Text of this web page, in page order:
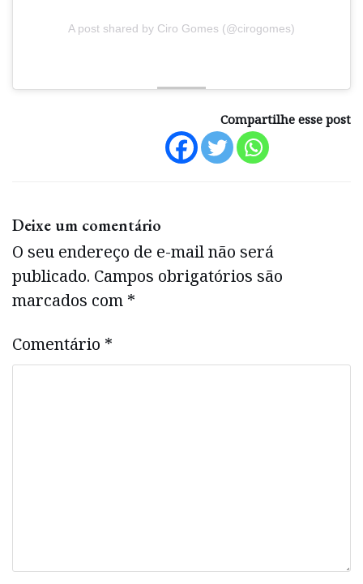
A post shared by Ciro Gomes (@cirogomes)
Compartilhe esse post
Deixe um comentário
O seu endereço de e-mail não será
publicado. Campos obrigatórios são
marcados com *
Comentário *